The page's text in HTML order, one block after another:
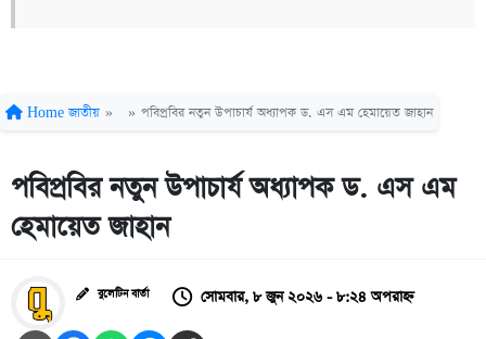
Home জাতীয় » » পবিপ্রবির নতুন উপাচার্য অধ্যাপক ড. এস এম হেমায়েত জাহান
পবিপ্রবির নতুন উপাচার্য অধ্যাপক ড. এস এম
হেমায়েত জাহান
বুলেটিন বার্তা সোমবার, ৮ জুন ২০২৬ - ৮:২৪ অপরাহ্ন